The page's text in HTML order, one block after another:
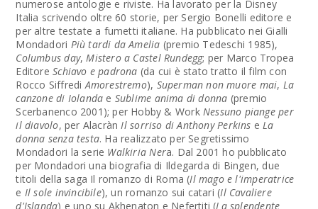
numerose antologie e riviste. Ha lavorato per la Disney
Italia scrivendo oltre 60 storie, per Sergio Bonelli editore e
per altre testate a fumetti italiane. Ha pubblicato nei Gialli
Mondadori Più tardi da Amelia (premio Tedeschi 1985),
Columbus day,Mistero a Castel Rundegg; per Marco Tropea
EditoreSchiavo e padrona (da cui è stato tratto il film con
Rocco SiffrediAmorestremo), Superman non muore mai, La
canzone di Iolanda e Sublime anima di donna (premio
Scerbanenco 2001); per Hobby & Work Nessuno piange per
il diavolo, per AlacrànIl sorriso di Anthony Perkins eLa
donna senza testa. Ha realizzato per Segretissimo
Mondadori la serie Walkiria Nera. Dal 2001 ho pubblicato
per Mondadori una biografia di Ildegarda di Bingen, due
titoli della saga Il romanzo di Roma (Il mago e l'imperatrice
e Il sole invincibile), un romanzo sui catari (Il Cavaliere
d'Islanda) e uno su Akhenaton e Nefertiti (La splendente